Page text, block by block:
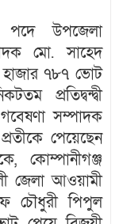
পদে উপজেলা
মো. সাহেদ
৭৮৭ ভোট
প্রতিদ্বন্দ্বী
সম্পাদক
পেয়েছেন
কোম্পানীগঞ্জ
জেলা আওয়ামী
চৌধুরী পিপুল